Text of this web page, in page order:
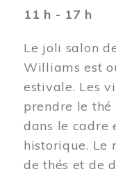
11 h - 17 h
Le joli salon
Williams est
estivale. Les
prendre le thé
dans le cadre
historique. Le
de thés et de